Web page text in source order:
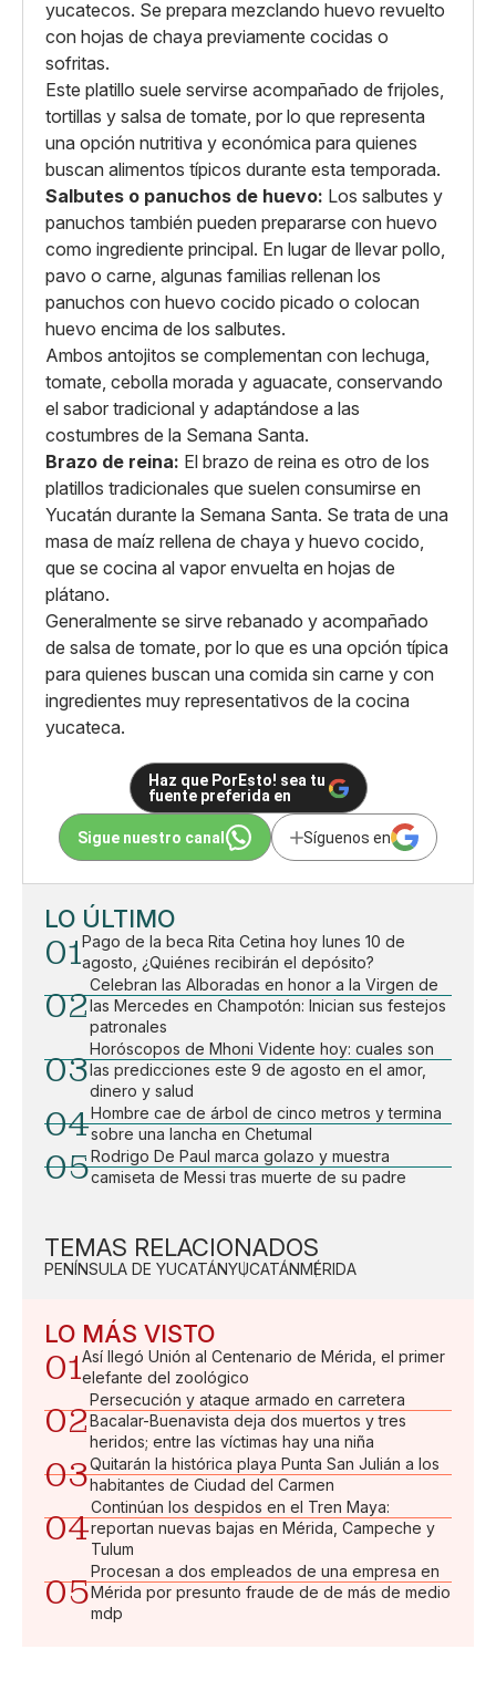
yucatecos. Se prepara mezclando huevo revuelto
con hojas de chaya previamente cocidas o
sofritas.
Este platillo suele servirse acompañado de frijoles,
tortillas y salsa de tomate, por lo que representa
una opción nutritiva y económica para quienes
buscan alimentos típicos durante esta temporada.
Salbutes o panuchos de huevo: Los salbutes y
panuchos también pueden prepararse con huevo
como ingrediente principal. En lugar de llevar pollo,
pavo o carne, algunas familias rellenan los
panuchos con huevo cocido picado o colocan
huevo encima de los salbutes.
Ambos antojitos se complementan con lechuga,
tomate, cebolla morada y aguacate, conservando
el sabor tradicional y adaptándose a las
costumbres de la Semana Santa.
Brazo de reina: El brazo de reina es otro de los
platillos tradicionales que suelen consumirse en
Yucatán durante la Semana Santa. Se trata de una
masa de maíz rellena de chaya y huevo cocido,
que se cocina al vapor envuelta en hojas de
plátano.
Generalmente se sirve rebanado y acompañado
de salsa de tomate, por lo que es una opción típica
para quienes buscan una comida sin carne y con
ingredientes muy representativos de la cocina
yucateca.
Haz que PorEsto! sea tu
fuente preferida en
Sigue nuestro canal Síguenos en
LO ÚLTIMO
01Pago de la beca Rita Cetina hoy lunes 10 de
agosto, ¿Quiénes recibirán el depósito?
02
Celebran las Alboradas en honor a la Virgen de
las Mercedes en Champotón: Inician sus festejos
patronales
03
Horóscopos de Mhoni Vidente hoy: cuales son
las predicciones este 9 de agosto en el amor,
dinero y salud
04Hombre cae de árbol de cinco metros y termina
sobre una lancha en Chetumal
05Rodrigo De Paul marca golazo y muestra
camiseta de Messi tras muerte de su padre
TEMAS RELACIONADOS
PENÍNSULA DE YUCATÁNYUCATÁNMÉRIDA
LO MÁS VISTO
01Así llegó Unión al Centenario de Mérida, el primer
elefante del zoológico
02
Persecución y ataque armado en carretera
Bacalar-Buenavista deja dos muertos y tres
heridos; entre las víctimas hay una niña
03Quitarán la histórica playa Punta San Julián a los
habitantes de Ciudad del Carmen
04
Continúan los despidos en el Tren Maya:
reportan nuevas bajas en Mérida, Campeche y
Tulum
05
Procesan a dos empleados de una empresa en
Mérida por presunto fraude de de más de medio
mdp